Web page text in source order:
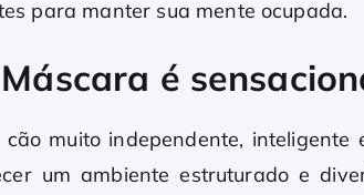
para manter sua mente ocupada.
é
muito independente, inteligente
um ambiente estruturado e